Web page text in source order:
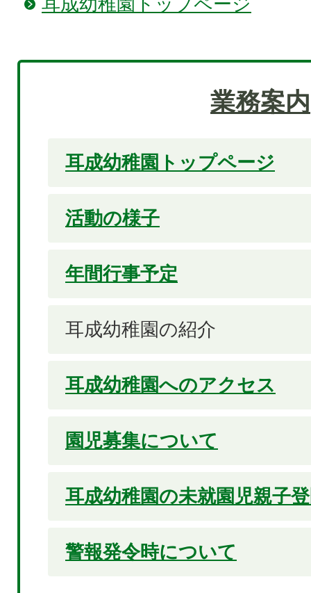
業務案内
耳成幼稚園トップページ
活動の様子
年間行事予定
耳成幼稚園の紹介
耳成幼稚園へのアクセス
園児募集について
耳成幼稚園の未就園児親子
警報発令時について